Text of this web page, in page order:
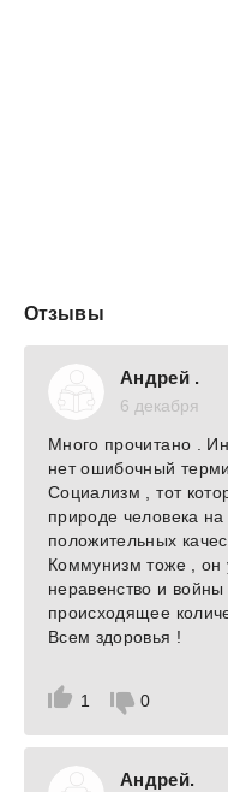
Отзывы
Андрей .
6 декабря
1 0
Много прочитано .
нет ошибочный
Социализм , тот
природе человека
положительных
Коммунизм тоже , он
неравенство и
происходящее
Всем здоровья !
Андрей.